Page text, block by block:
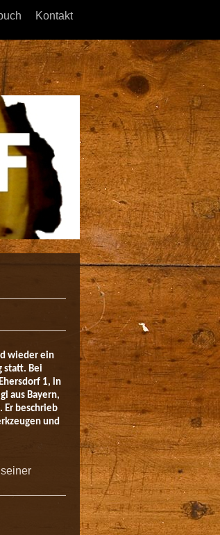
Kontakt
wieder ein
statt. Bei
1, in
aus Bayern,
Er beschrieb
und